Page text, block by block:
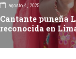
agosto 4, 2025
Cantante puneña
reconocida en